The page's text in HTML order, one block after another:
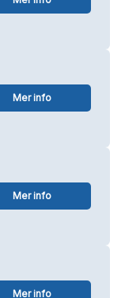
Mer info
Mer info
Mer info